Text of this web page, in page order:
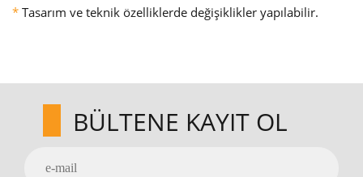
* Tasarım ve teknik özelliklerde değişiklikler yapılabilir.
BÜLTENE KAYIT OL